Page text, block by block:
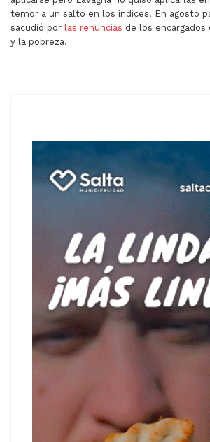
temor a un salto en los índices. En agosto
sacudió por las renuncias de los
y la pobreza.